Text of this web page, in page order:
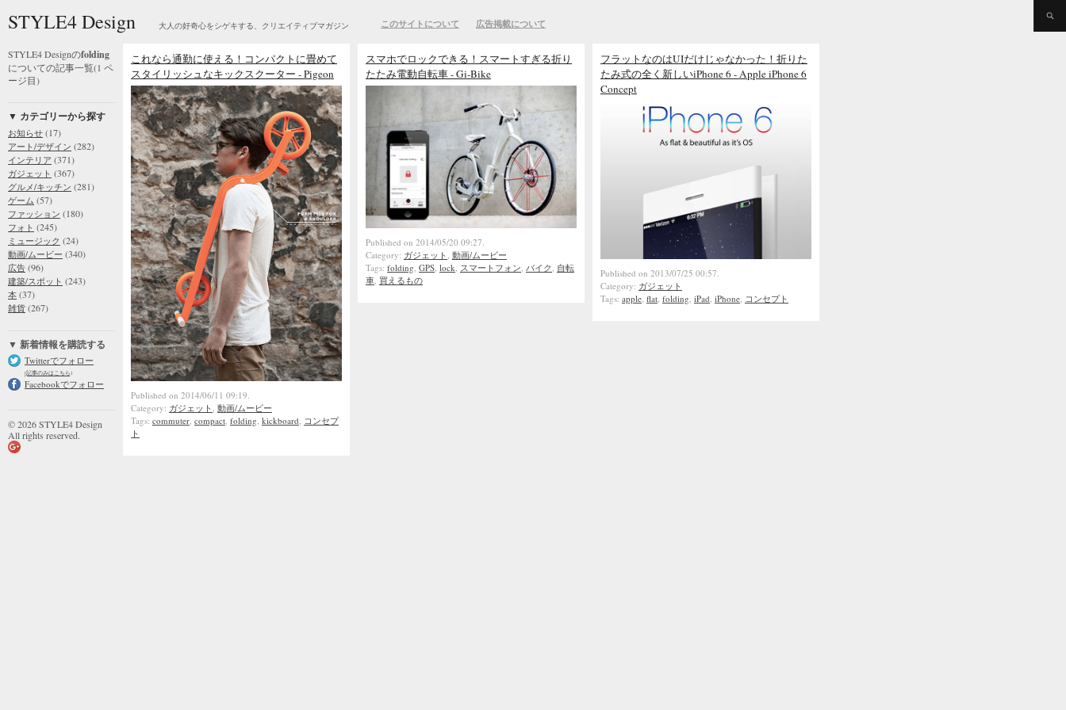
STYLE4 Design 大人の好奇心をシゲキする、クリエイティブマガジン このサイトについて 広告掲載について
STYLE4 Designのfolding
についての記事一覧(1 ペ
ージ目)
▼ カテゴリーから探す
お知らせ (17)
アート/デザイン (282)
インテリア (371)
ガジェット (367)
グルメ/キッチン (281)
ゲーム (57)
ファッション (180)
フォト (245)
ミュージック (24)
動画/ムービー (340)
広告 (96)
建築/スポット (243)
本 (37)
雑貨 (267)
▼ 新着情報を購読する
Twitterでフォロー
(記事のみはこちら)
Facebookでフォロー
© 2026 STYLE4 Design
All rights reserved.
これなら通勤に使える！コンパクトに畳めて
スタイリッシュなキックスクーター - Pigeon
Published on 2014/06/11 09:19.
Category: ガジェット 動画/ムービー
Tags: commuter compact folding kickboard コンセプ
ト
スマホでロックできる！スマートすぎる折り
たたみ電動自転車 - Gi-Bike
Published on 2014/05/20 09:27.
Category: ガジェット 動画/ムービー
Tags: folding GPS lock スマートフォン バイク 自転
車 買えるもの
フラットなのはUIだけじゃなかった！折りた
たみ式の全く新しいiPhone 6 - Apple iPhone 6
Concept
Published on 2013/07/25 00:57.
Category: ガジェット
Tags: apple flat folding iPad iPhone コンセプト